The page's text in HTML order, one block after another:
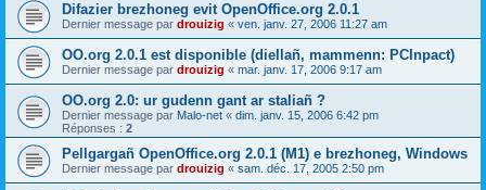
Difazier brezhoneg evit OpenOffice.org 2.0.1
Dernier message par drouizig « ven. janv. 27, 2006 11:27 am
OO.org 2.0.1 est disponible (diellañ, mammenn: PCInpact)
Dernier message par drouizig « mar. janv. 17, 2006 9:17 am
OO.org 2.0: ur gudenn gant ar staliañ ?
Dernier message par Malo-net « dim. janv. 15, 2006 6:42 pm
Réponses : 2
Pellgargañ OpenOffice.org 2.0.1 (M1) e brezhoneg, Windows
Dernier message par drouizig « sam. déc. 17, 2005 2:50 pm